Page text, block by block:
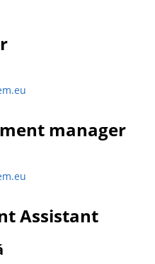
manager
Assistant